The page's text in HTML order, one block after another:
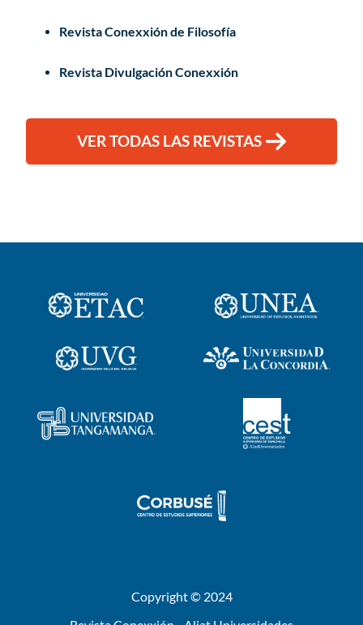
Revista Conexxión de Filosofía
Revista Divulgación Conexxión
VER TODAS LAS REVISTAS
Copyright © 2024